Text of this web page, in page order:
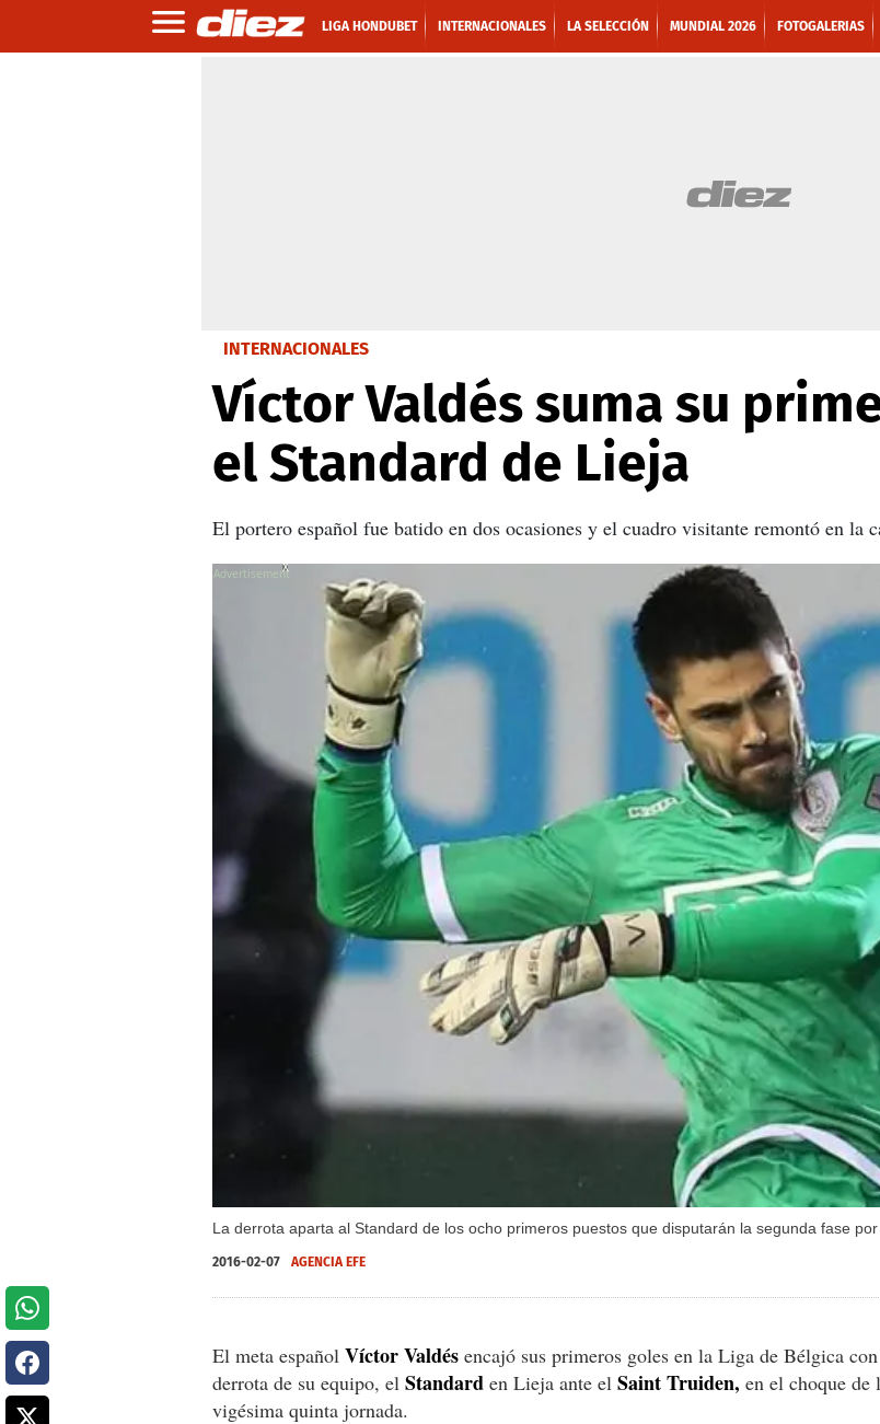
LIGA HONDUBET INTERNACIONALES LA SELECCIÓN MUNDIAL 2026 FOTOGALERIAS
INTERNACIONALES
Víctor Valdés suma su
el Standard de Lieja
El portero español fue batido en dos ocasiones y el cuadro visitante remontó en la
La derrota aparta al Standard de los ocho primeros puestos que disputarán la segunda fase por
X
2016-02-07 AGENCIA EFE
El meta español Víctor Valdés encajó sus primeros goles en la Liga de Bélgica
derrota de su equipo, el Standard en Lieja ante el Saint Truiden, en el choque de
vigésima quinta jornada.